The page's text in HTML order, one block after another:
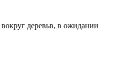
деревьв, в ожидании